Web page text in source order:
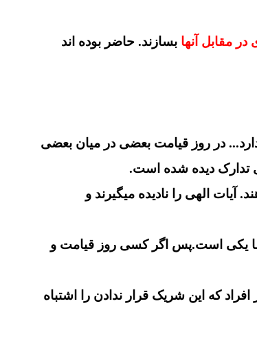
در مقابل آنها بسازند. حاضر بوده اند
در روز قیامت بعضی در میان بعضی
تدارک دیده شده است.
آیات الهی را نادیده میگیرند و
یکی است.پس اگر کسی روز قیامت و
که این شریک قرار ندادن را اشتباه